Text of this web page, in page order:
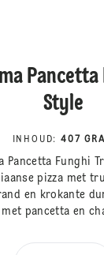
Style
INHOUD: 407
Pancetta Funghi
pizza met
en krokante
met pancetta en